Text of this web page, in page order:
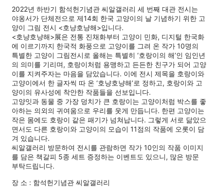
2022년 하반기 함석헌기념관 씨알갤러리 세 번째 대관 전시는
야옹서가 단체전으로 제14회 한국 고양이의 날 기념하기 위한 고
양이 그림 전시 <호냥호냥해>입니다.
<호냥호냥해>展은 전통 진채화부터 고양이 민화, 디지털 한국화
에 이르기까지 한국적 화풍으로 고양이를 그려 온 작가 10명의
특별한 고양이 그림전시로 올해는 특별히 ‘호랑이의 해’인 임인년
의 의미를 기리며, 호랑이처럼 용맹하고 든든한 친구가 되어 고양
이를 지켜주자는 마음을 담았습니다. 이에 전시 제목을 호랑이와
고양이에서 한 글자씩 따 온 ‘호냥호냥해’로 정하고, 호랑이와 고
양이의 유사성에 착안한 작품들을 선보입니다.
고양잇과 동물 중 가장 덩치가 큰 호랑이는 고양이처럼 박스를 좋
아하는 의외의 귀여움으로 우리를 웃게 만듭니다. 한편 고양이는
작은 몸에도 호랑이 같은 패기가 넘쳐납니다. 그렇게 서로 닮았으
면서도 다른 호랑이와 고양이의 모습이 11점의 작품에 오롯이 담
겨 있습니다.
씨알갤러리 방문하여 전시를 관람하면 작가 10인의 작품 이미지
를 담은 책갈피 5종 세트 증정하는 이벤트도 있으니, 많은 방문
부탁드립니다.
장 소 : 함석헌기념관 씨알갤러리